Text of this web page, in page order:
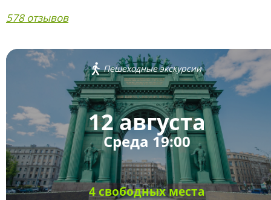
578 отзывов
Пешеходные экскурсии
12 августа
Среда 19:00
4 свободных места